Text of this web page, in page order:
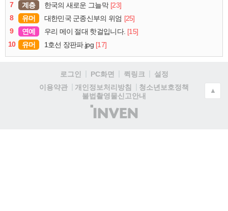
7
계층 한국의 새로운 그늘막 [23]
8
유머 대한민국 군종신부의 위엄 [25]
9
연예 우리 메이 절대 핫걸입니다. [15]
10
유머 1호선 장판파.jpg [17]
로그인 PC화면 퀵링크
설정
이용약관
개인정보처리방침
청소년보호정책
불법촬영물신고안내
(주)
인
▲